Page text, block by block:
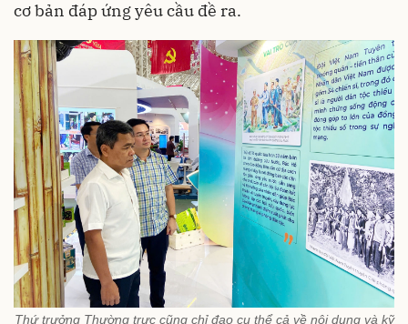
cơ bản đáp ứng yêu cầu đề ra.
Thứ trưởng Thường trực cũng chỉ đạo cụ thể cả về nội dung và kỹ